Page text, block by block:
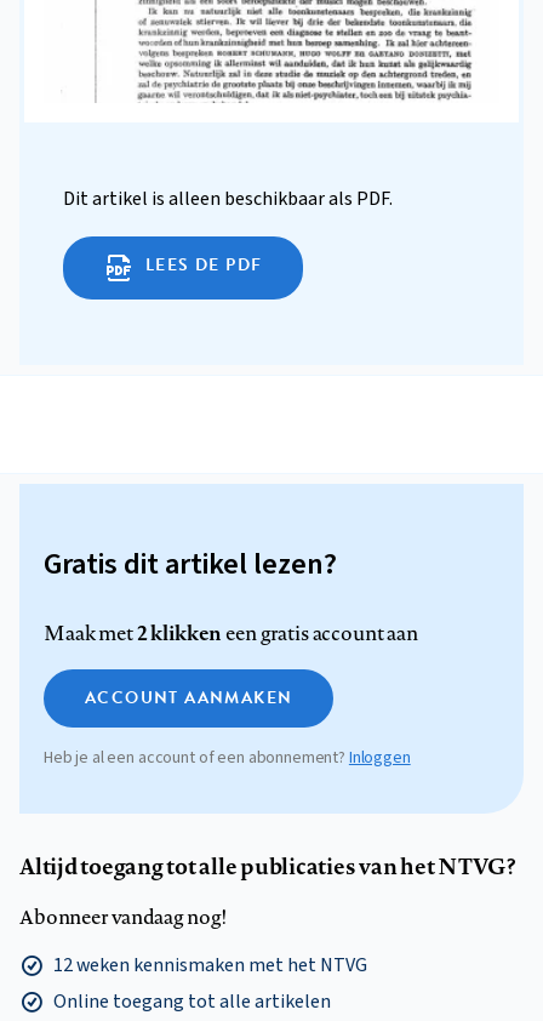
Dit artikel is alleen beschikbaar als PDF.
LEES DE PDF
Gratis dit artikel lezen?
Maak met2 klikkeneen gratis account aan
ACCOUNT AANMAKEN
Heb je al een account of een abonnement? Inloggen
Altijd toegang tot alle publicaties van het NTVG?
Abonneer vandaag nog!
12 weken kennismaken met het NTVG
Online toegang tot alle artikelen